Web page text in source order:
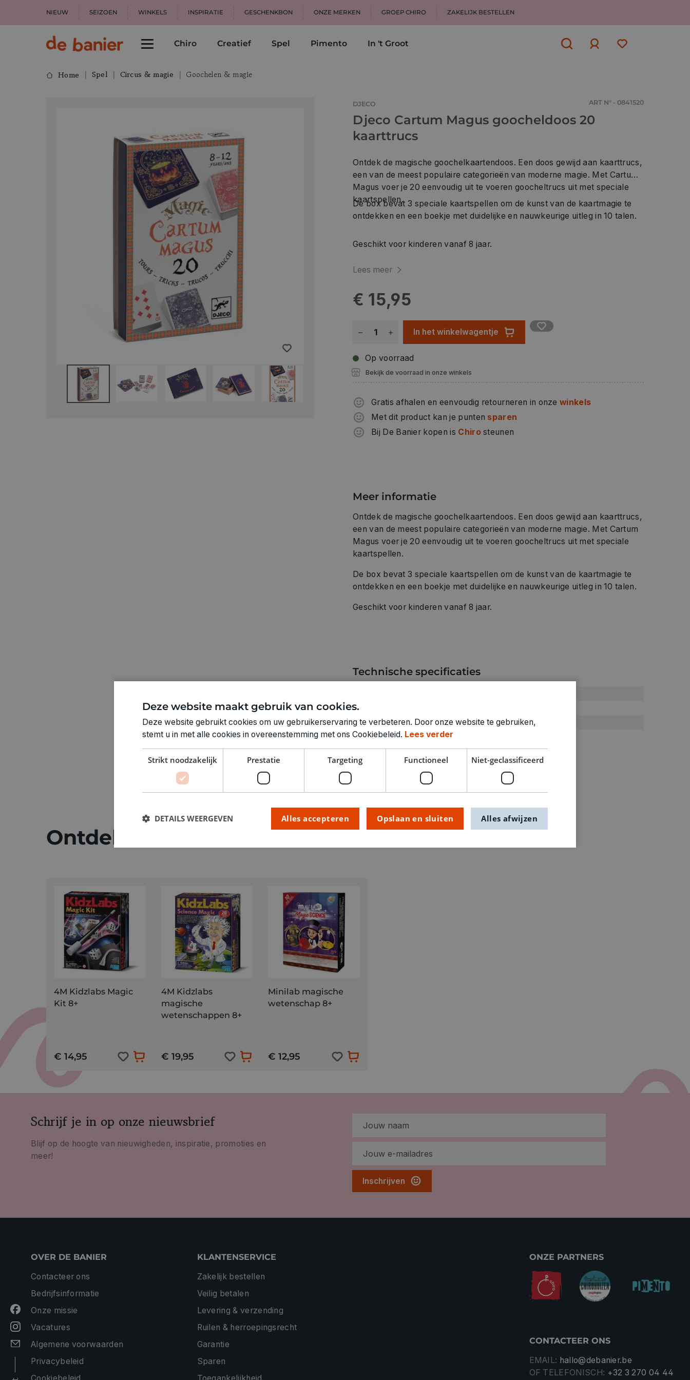
NIEUW SEIZOEN WINKELS INSPIRATIE GESCHENKBON ONZE MERKEN GROEP CHIRO ZAKELIJK BESTELLEN
Chiro Creatief Spel Pimento In 't Groot
Home Spel Circus & magie Goochelen & magie
DJECO ART N° - 0841520
Djeco Cartum Magus goocheldoos 20
kaarttrucs
Ontdek de magische goochelkaartendoos. Een doos gewijd aan kaarttrucs,
een van de meest populaire categorieën van moderne magie. Met Cartum
Magus voer je 20 eenvoudig uit te voeren goocheltrucs uit met speciale
kaartspellen.
De box bevat 3 speciale kaartspellen om de kunst van de kaartmagie te
ontdekken en een boekje met duidelijke en nauwkeurige uitleg in 10 talen.
Geschikt voor kinderen vanaf 8 jaar.
Lees meer
€ 15,95
In het winkelwagentje
Op voorraad
Bekijk de voorraad in onze winkels
Gratis afhalen en eenvoudig retourneren in onzewinkels
Met dit product kan je punten sparen
Bij De Banier kopen is Chirosteunen
Meer informatie
Ontdek de magische goochelkaartendoos. Een doos gewijd aan kaarttrucs,
een van de meest populaire categorieën van moderne magie. Met Cartum
Magus voer je 20 eenvoudig uit te voeren goocheltrucs uit met speciale
kaartspellen.
De box bevat 3 speciale kaartspellen om de kunst van de kaartmagie te
ontdekken en een boekje met duidelijke en nauwkeurige uitleg in 10 talen.
Geschikt voor kinderen vanaf 8 jaar.
Technische specificaties
GEWICHT
ARTIKELNUMMER 0841520
Ontdek meer
4M Kidzlabs Magic
Kit 8+
€ 14,95
4M Kidzlabs
magische
wetenschappen 8+
€ 19,95
Minilab magische
wetenschap 8+
€ 12,95
Schrijf je in op onze nieuwsbrief
Blijf op de hoogte van nieuwigheden, inspiratie, promoties en
meer!
Inschrijven
OVER DE BANIER
Contacteer ons
Bedrijfsinformatie
Onze missie
Vacatures
Algemene voorwaarden
Privacybeleid
KLANTENSERVICE
Zakelijk bestellen
Veilig betalen
Levering & verzending
Ruilen & herroepingsrecht
Garantie
Sparen
ONZE PARTNERS
CONTACTEER ONS
EMAIL: hallo@debanier.be
OF TELEFONISCH: +32 3 270 04 44
Deze website maakt gebruik van cookies.
Deze website gebruikt cookies om uw gebruikerservaring te verbeteren. Door onze website te gebruiken,
stemt u in met alle cookies in overeenstemming met ons Cookiebeleid. Lees verder
Strikt noodzakelijk Prestatie Targeting Functioneel Niet-geclassificeerd
Opslaan en sluiten
Alles accepteren Alles afwijzen
DETAILS WEERGEVEN